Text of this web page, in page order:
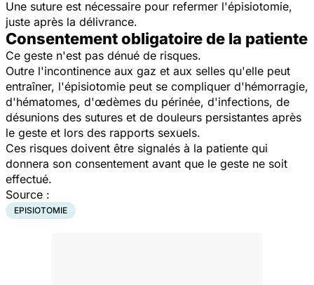
Une suture est nécessaire pour refermer l'épisiotomie,
juste après la délivrance.
Consentement obligatoire de la patiente
Ce geste n'est pas dénué de risques.
Outre l'incontinence aux gaz et aux selles qu'elle peut
entraîner, l'épisiotomie peut se compliquer d'hémorragie,
d'hématomes, d'œdèmes du périnée, d'infections, de
désunions des sutures et de douleurs persistantes après
le geste et lors des rapports sexuels.
Ces risques doivent être signalés à la patiente qui
donnera son consentement avant que le geste ne soit
effectué.
Source :
EPISIOTOMIE